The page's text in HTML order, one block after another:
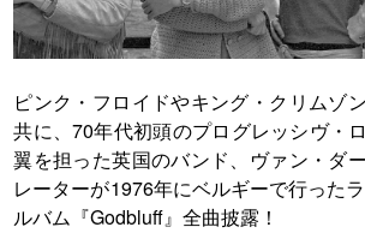
ピンク・フロイドやキング・クリムゾ
共に、70年代初頭のプログレッシヴ・
翼を担った英国のバンド、ヴァン・ダ
レーターが1976年にベルギーで行った
ルバム『Godbluff』全曲披露！